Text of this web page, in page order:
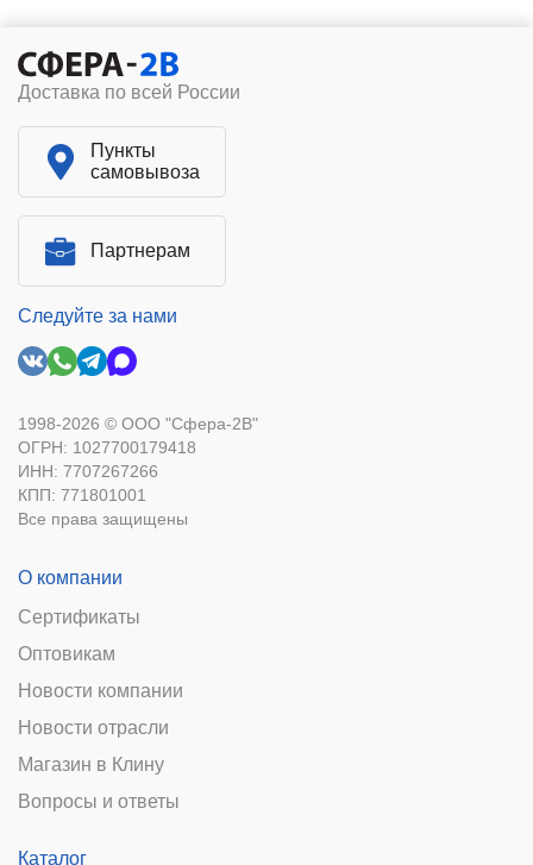
Доставка по всей России
Пункты
самовывоза
Партнерам
Следуйте за нами
1998-2026 © ООО "Сфера-2В"
ОГРН: 1027700179418
ИНН: 7707267266
КПП: 771801001
Все права защищены
О компании
Сертификаты
Оптовикам
Новости компании
Новости отрасли
Магазин в Клину
Вопросы и ответы
Каталог